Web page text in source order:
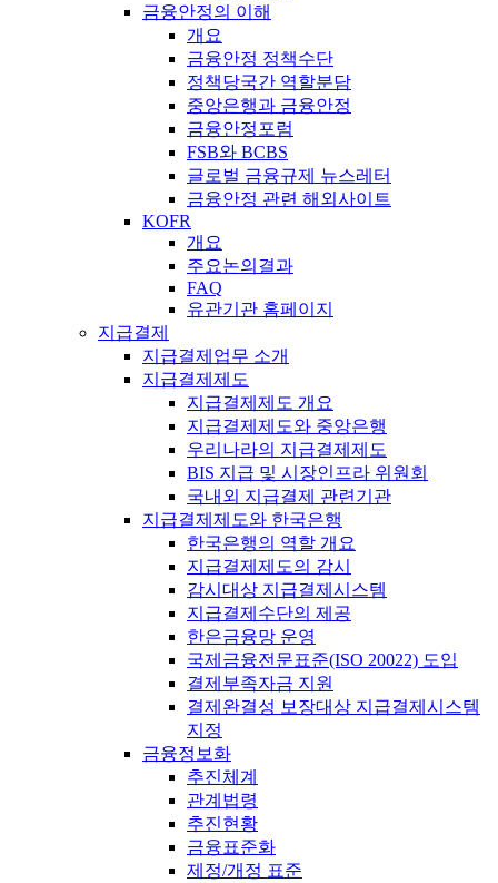
금융안정의 이해
개요
금융안정 정책수단
정책당국간 역할분담
중앙은행과 금융안정
금융안정포럼
FSB와 BCBS
글로벌 금융규제 뉴스레터
금융안정 관련 해외사이트
KOFR
개요
주요논의결과
FAQ
유관기관 홈페이지
지급결제
지급결제업무 소개
지급결제제도
지급결제제도 개요
지급결제제도와 중앙은행
우리나라의 지급결제제도
BIS 지급 및 시장인프라 위원회
국내외 지급결제 관련기관
지급결제제도와 한국은행
한국은행의 역할 개요
지급결제제도의 감시
감시대상 지급결제시스템
지급결제수단의 제공
한은금융망 운영
국제금융전문표준(ISO 20022) 도입
결제부족자금 지원
결제완결성 보장대상 지급결제시스템
지정
금융정보화
추진체계
관계법령
추진현황
금융표준화
제정/개정 표준